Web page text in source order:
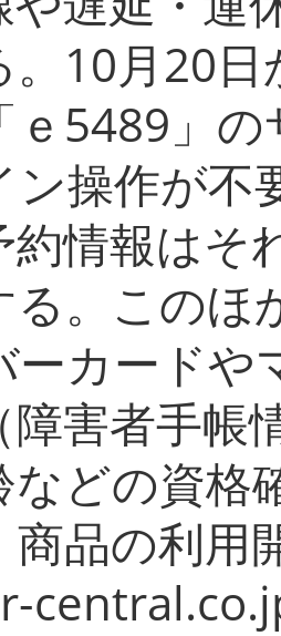
。10月20
ｅ5489」
ン操作が不
約情報はそ
る。このほ
ーカードや
障害者手帳
などの資格
商品の利用